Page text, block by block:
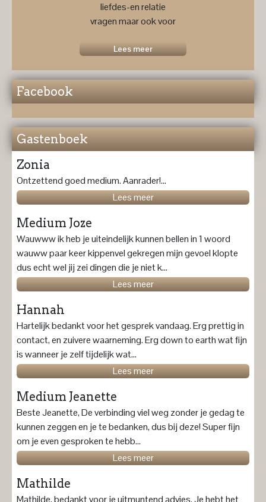
liefdes-en relatie
vragen maar ook voor
toekomstprognose ....
Lees meer
Facebook
Gastenboek
Zonia
Ontzettend goed medium. Aanrader!...
Lees meer
Medium Joze
Wauwww ik heb je uiteindelijk kunnen bellen in 1 woord
wauww paar keer kippenvel gekregen mijn gevoel klopte
dus echt wel jij zei dingen die je niet k...
Lees meer
Hannah
Hartelijk bedankt voor het gesprek vandaag. Erg prettig in
contact, en zuivere waarneming. Erg down to earth wat fijn
is wanneer je zelf tijdelijk wat...
Lees meer
Medium Jeanette
Beste Jeanette, De verbinding viel weg zonder je gedag te
kunnen zeggen en je te bedanken, dus bij deze! Super fijn
om je even gesproken te hebb...
Lees meer
Mathilde
Mathilde, bedankt voor je uitmuntend advies. Je hebt het